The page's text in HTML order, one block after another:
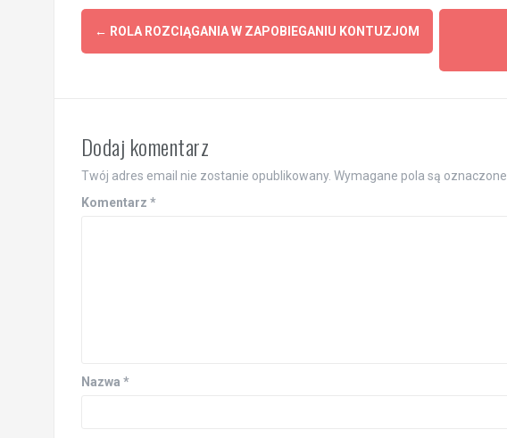
Post
navigation
← ROLA ROZCIĄGANIA W ZAPOBIEGANIU KONTUZJOM
Dodaj komentarz
Twój adres email nie zostanie opublikowany. Wymagane pola są oznaczone
Komentarz *
Nazwa *